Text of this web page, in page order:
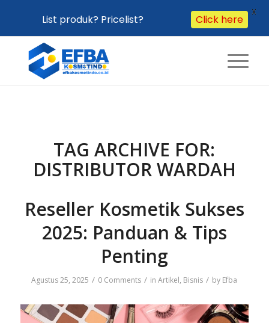
TAG ARCHIVE FOR:
DISTRIBUTOR WARDAH
Reseller Kosmetik Sukses
2025: Panduan & Tips
Penting
Agustus 25, 2025 / 0 Comments / inArtikel, Bisnis / by Efba
List produk? Pricelist? Click here
X